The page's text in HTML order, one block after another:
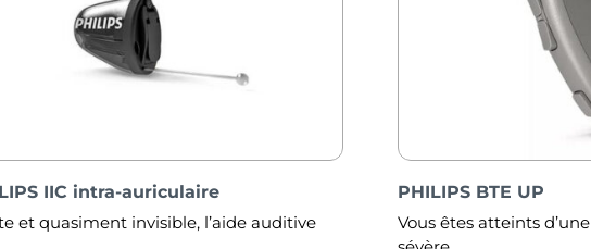
PHILIPS BTE UP
Vous êtes atteints d’une perte d’audition
PHILIPS BTE PP
Vous recherchez